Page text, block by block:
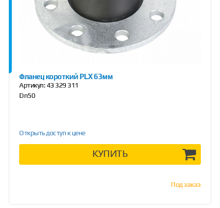
Фланец короткий PLX 63мм
Артикул:43 329 311
Dn50
Открыть доступ к цене
КУПИТЬ
Под заказ